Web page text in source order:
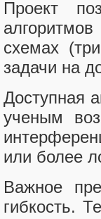
Проект
схемах
задачи на
Доступная
ученым
или более
Важное
гибкость.